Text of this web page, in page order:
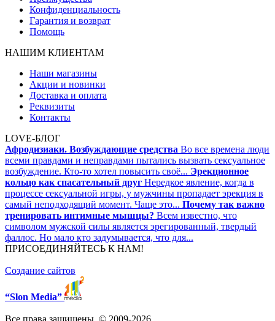
Конфиденциальность
Гарантия и возврат
Помощь
НАШИМ КЛИЕНТАМ
Наши магазины
Акции и новинки
Доставка и оплата
Реквизиты
Контакты
LOVE-БЛОГ
Афродизиаки. Возбуждающие средства Во все времена люди
всеми правдами и неправдами пытались вызвать сексуальное
возбуждение. Кто-то хотел повысить своё... Эрекционное
кольцо как спасательный друг Нередкое явление, когда в
процессе сексуальной игры, у мужчины пропадает эрекция в
самый неподходящий момент. Чаще это... Почему так важно
тренировать интимные мышцы? Всем известно, что
символом мужской силы является эрегированный, твердый
фаллос. Но мало кто задумывается, что для...
ПРИСОЕДИНЯЙТЕСЬ К НАМ!
Создание сайтов
“Slon Media”
Все права защищены. © 2009-2026